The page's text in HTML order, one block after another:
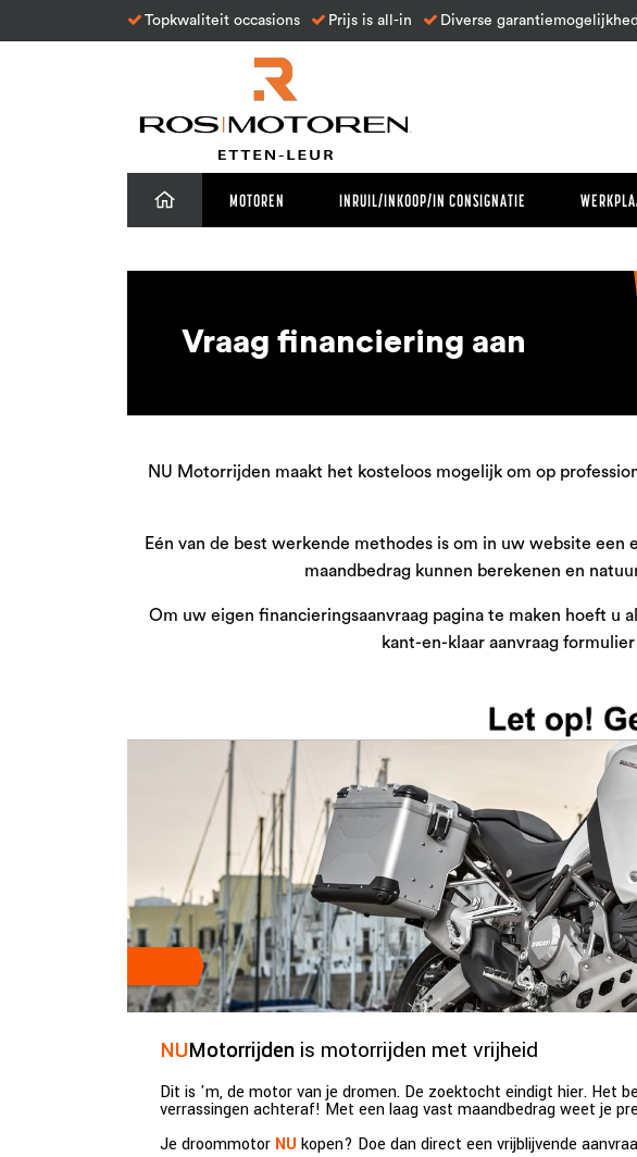
Topkwaliteit occasions Prijs is all-in Diverse
MOTOREN INRUIL/INKOOP/IN CONSIGNATIE
Vraag financiering aan
NU Motorrijden maakt het kosteloos mogelijk om op
Eén van de best werkende methodes is om in uw website
maandbedrag kunnen berekenen en
Om uw eigen financieringsaanvraag pagina te maken hoeft u
kant-en-klaar aanvraag
NUMotorrijden is motorrijden met vrijheid
Dit is 'm, de motor van je dromen. De zoektocht eindigt hier. Het
verrassingen achteraf! Met een laag vast maandbedrag weet je
Je droommotor NU kopen? Doe dan direct een vrijblijvende